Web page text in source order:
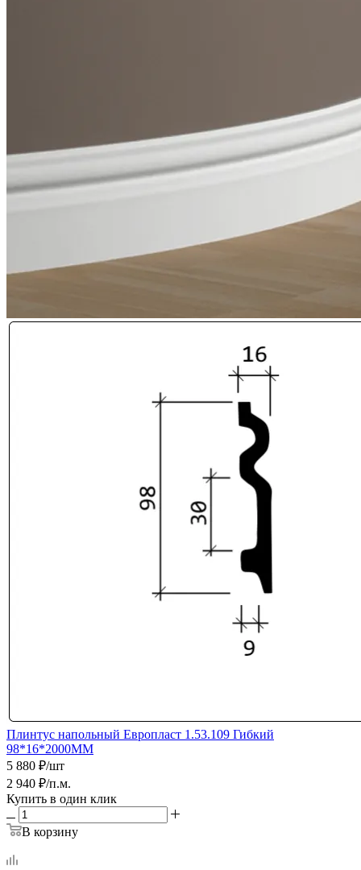
Плинтус напольный Европласт 1.53.109 Гибкий
98*16*2000ММ
5 880 ₽/шт
2 940 ₽/п.м.
Купить в один клик
В корзину